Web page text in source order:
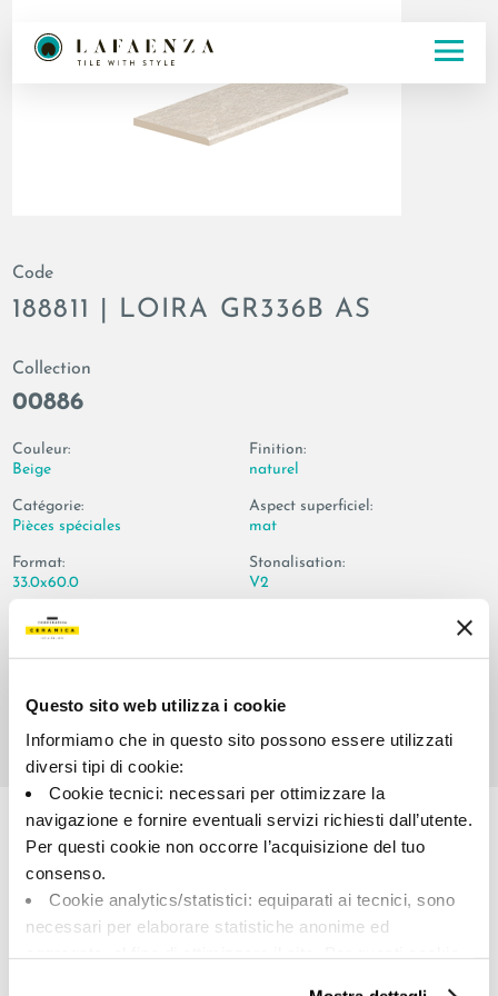
Questo sito web utilizza i cookie
Informiamo che in questo sito possono essere utilizzati
diversi tipi di cookie:
Cookie tecnici: necessari per ottimizzare la
navigazione e fornire eventuali servizi richiesti dall’utente.
Per questi cookie non occorre l’acquisizione del tuo
consenso.
Cookie analytics/statistici: equiparati ai tecnici, sono
necessari per elaborare statistiche anonime ed
Code
188811 | LOIRA GR336B AS
Collection
00886
Couleur:
Beige
Catégorie:
Pièces spéciales
Format:
33.0x60.0
Finition:
naturel
Aspect superficiel:
mat
Stonalisation:
V2